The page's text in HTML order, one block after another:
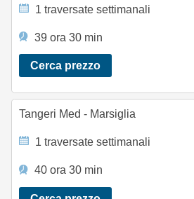
1 traversate settimanali
39 ora 30 min
Cerca prezzo
Tangeri Med - Marsiglia
1 traversate settimanali
40 ora 30 min